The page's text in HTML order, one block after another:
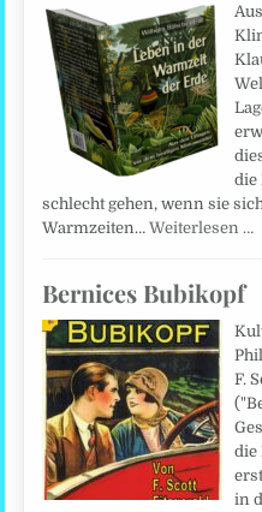
die
schlecht gehen, wenn sie
Warmzeiten…Weiterlesen …
Bernices Bubikopf
F.
die
in